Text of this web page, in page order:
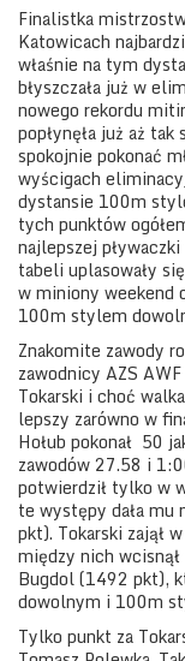
Finalistka
Katowicach
właśnie na tym
błyszczała już w
nowego rekordu
popłynęła już aż
spokojnie pokonać
wyścigach
dystansie 100m
tych punktów
najlepszej
tabeli uplasowały
w miniony weekend
100m stylem
Znakomite zawody
zawodnicy AZS
Tokarski i choć
lepszy zarówno w
Hołub pokonał 50
zawodów 27.58 i
potwierdził tylko w
te występy dała mu
pkt). Tokarski zajął
między nich
Bugdol (1492 pkt),
dowolnym i 100m
Tylko punkt za